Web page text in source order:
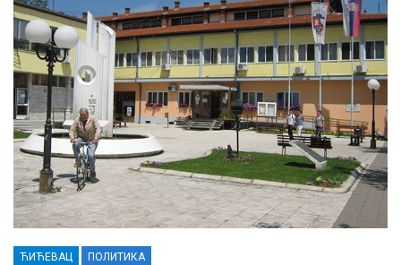
ЋИЋЕВАЦ ПОЛИТИКА